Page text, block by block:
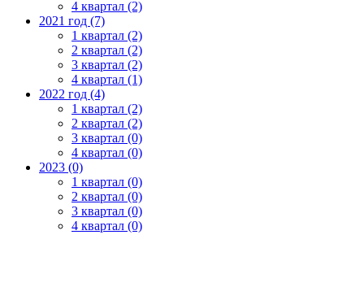
4 квартал (2)
2021 год (7)
1 квартал (2)
2 квартал (2)
3 квартал (2)
4 квартал (1)
2022 год (4)
1 квартал (2)
2 квартал (2)
3 квартал (0)
4 квартал (0)
2023 (0)
1 квартал (0)
2 квартал (0)
3 квартал (0)
4 квартал (0)